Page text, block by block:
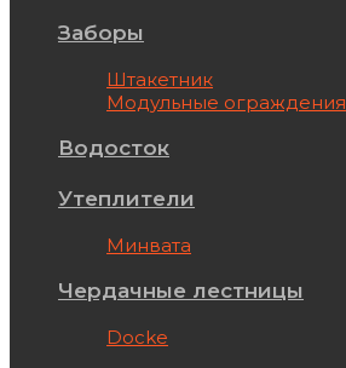
Заборы
Штакетник
Модульные ограждения
Водосток
Утеплители
Минвата
Чердачные лестницы
Docke